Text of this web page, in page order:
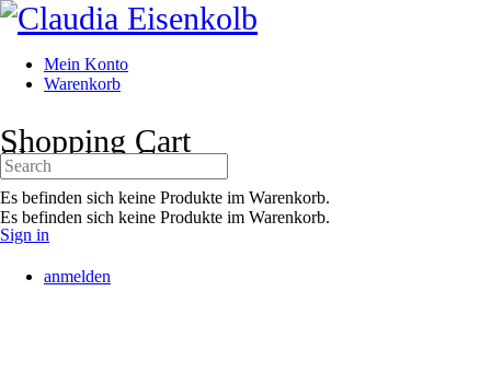
Toggle
Side
Mein Konto
Warenkorb
options
Shopping Cart
Es befinden sich keine Produkte im Warenkorb.
Sign in
Shopping Cart
Es befinden sich keine Produkte im Warenkorb.
Search
for:
anmelden